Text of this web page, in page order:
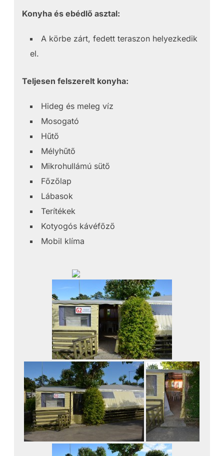
Konyha és ebédlő asztal:
A körbe zárt, fedett teraszon helyezkedik
el.
Teljesen felszerelt konyha:
Hideg és meleg víz
Mosogató
Hűtő
Mélyhűtő
Mikrohullámú sütő
Főzőlap
Lábasok
Terítékek
Kotyogós kávéfőző
Mobil klíma